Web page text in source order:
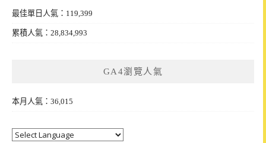
最佳單日人氣：119,399
累積人氣：28,834,993
GA4瀏覽人氣
本月人氣：36,015